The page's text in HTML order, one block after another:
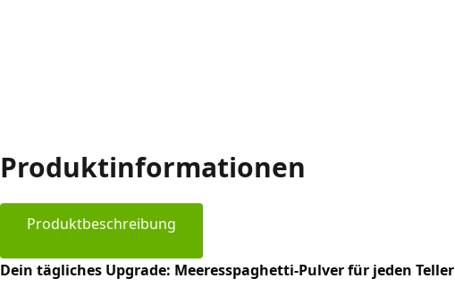
Produktinformationen
Produktbeschreibung
Dein tägliches Upgrade: Meeresspaghetti-Pulver für jeden Teller